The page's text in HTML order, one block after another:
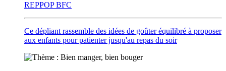
REPPOP BFC
Ce dépliant rassemble des idées de goûter équilibré à proposer
aux enfants pour patienter jusqu'au repas du soir